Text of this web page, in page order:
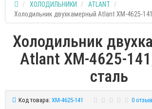
ХОЛОДИЛЬНИКИ
ATLANT
Холодильник двухкамерный Atlant XM-4625-
Холодильник
Atlant XM-4625-
сталь
Код товара: XM-4625-141 0